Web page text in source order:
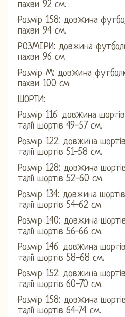
пахви 92 см.
Розмір 158: довжина
пахви 94 см.
РОЗМІРИ: довжина
пахви 96 см
Розмір М: довжина
пахви 100 см
ШОРТИ:
Розмір 116: довжина
талії шортів 49-57 см.
Розмір 122: довжина
талії шортів 51-58 см.
Розмір 128: довжина
талії шортів 52-60 см.
Розмір 134: довжина
талії шортів 54-62 см.
Розмір 140: довжина
талії шортів 56-66 см.
Розмір 146: довжина
талії шортів 58-68 см.
Розмір 152: довжина
талії шортів 60-70 см.
Розмір 158: довжина
талії шортів 64-74 см.